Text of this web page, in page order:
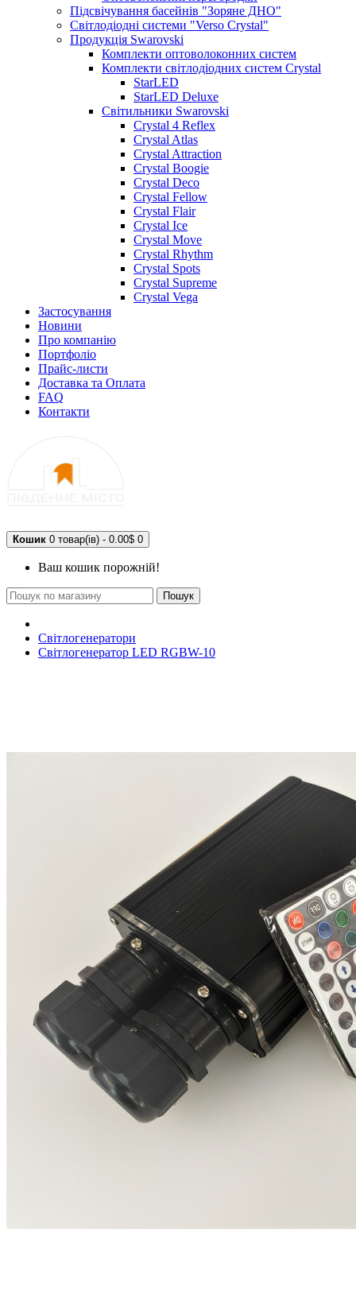
Підсвічування басейнів "Зоряне ДНО"
Світлодіодні системи "Verso Crystal"
Продукція Swarovski
Комплекти оптоволоконних систем
Комплекти світлодіодних систем Crystal
StarLED
StarLED Deluxe
Світильники Swarovski
Crystal 4 Reflex
Crystal Atlas
Crystal Attraction
Crystal Boogie
Crystal Deco
Crystal Fellow
Crystal Flair
Crystal Ice
Crystal Move
Crystal Rhythm
Crystal Spots
Crystal Supreme
Crystal Vega
Застосування
Новини
Про компанію
Портфоліо
Прайс-листи
Доставка та Оплата
FAQ
Контакти
Кошик 0 товар(ів) - 0.00$ 0
Ваш кошик порожній!
Пошук
Світлогенератори
Світлогенератор LED RGBW-10